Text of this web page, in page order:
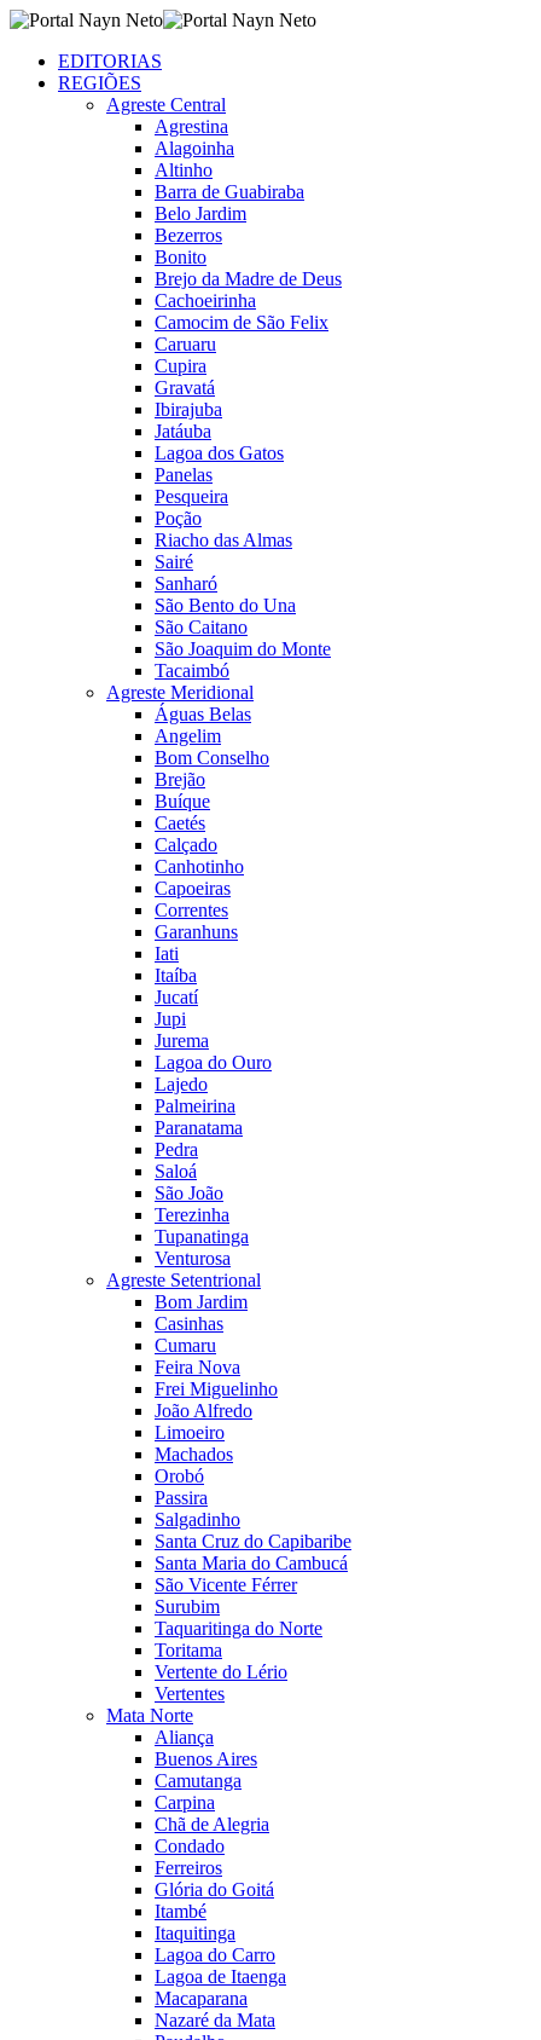
EDITORIAS
REGIÕES
Agreste Central
Agrestina
Alagoinha
Altinho
Barra de Guabiraba
Belo Jardim
Bezerros
Bonito
Brejo da Madre de Deus
Cachoeirinha
Camocim de São Felix
Caruaru
Cupira
Gravatá
Ibirajuba
Jatáuba
Lagoa dos Gatos
Panelas
Pesqueira
Poção
Riacho das Almas
Sairé
Sanharó
São Bento do Una
São Caitano
São Joaquim do Monte
Tacaimbó
Agreste Meridional
Águas Belas
Angelim
Bom Conselho
Brejão
Buíque
Caetés
Calçado
Canhotinho
Capoeiras
Correntes
Garanhuns
Iati
Itaíba
Jucatí
Jupi
Jurema
Lagoa do Ouro
Lajedo
Palmeirina
Paranatama
Pedra
Saloá
São João
Terezinha
Tupanatinga
Venturosa
Agreste Setentrional
Bom Jardim
Casinhas
Cumaru
Feira Nova
Frei Miguelinho
João Alfredo
Limoeiro
Machados
Orobó
Passira
Salgadinho
Santa Cruz do Capibaribe
Santa Maria do Cambucá
São Vicente Férrer
Surubim
Taquaritinga do Norte
Toritama
Vertente do Lério
Vertentes
Mata Norte
Aliança
Buenos Aires
Camutanga
Carpina
Chã de Alegria
Condado
Ferreiros
Glória do Goitá
Itambé
Itaquitinga
Lagoa do Carro
Lagoa de Itaenga
Macaparana
Nazaré da Mata